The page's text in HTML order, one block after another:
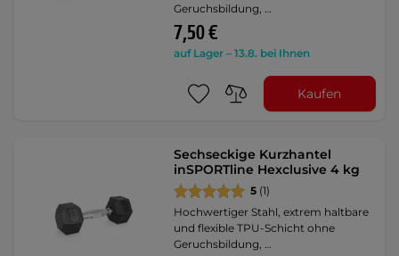
Geruchsbildung, …
7,50 €
auf Lager – 13.8. bei Ihnen
Kaufen
Sechseckige Kurzhantel
inSPORTline Hexclusive 4 kg
5 (1)
Hochwertiger Stahl, extrem haltbare
und flexible TPU-Schicht ohne
Geruchsbildung, …